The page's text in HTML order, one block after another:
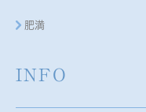
肥満
INFO